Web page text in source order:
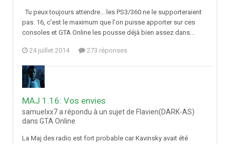
Tu peux toujours attendre... les PS3/360 ne le supporteraient
pas. 16, c'est le maximum que l'on puisse apporter sur ces
consoles et GTA Online les pousse déjà bien assez dans...
24 juillet 2014 273 réponses
MAJ 1.16: Vos envies
samuelxx7 a répondu à un sujet de Flavien(DARK-AS)
dans GTA Online
La Maj des radio est fort probable car Kavinsky avait été